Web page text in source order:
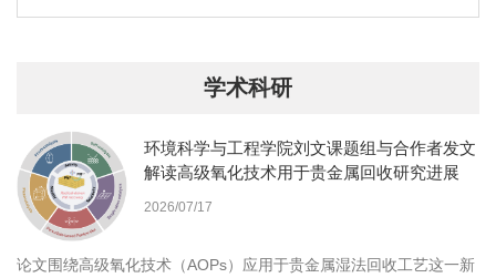
学术科研
环境科学与工程学院刘文课题组与合作者发文
解读高级氧化技术用于贵金属回收研究进展
2026/07/17
论文围绕高级氧化技术（AOPs）应用于贵金属湿法回收工艺这一新